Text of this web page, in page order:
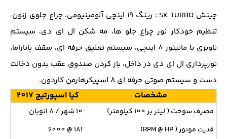
چینش SX TURBO : رینگ 19 اینچی آلومینیومی، چراغ جلوی زنون،
تنظیم خودکار نور چراغ جلو ها، مه شکن ال ای دی، سیستم
ناوبری با مانیتور 8 اینچی، سیستم تعلیق حرفه ای، سقف پاناراما،
نورپردازی ال ای دی در داخل، باز کردن صندوق عقب بدون دخالت
دست و سیستم صوتی حرفه ای 8 اسپیکرهارمن کاردون.
مشخصات کیا اسپورتیج 2017
مصرف سوخت ( لیتر بر 100 کیلومتر)
10 شهر / 8 اتوبان
قدرت موتور ( RPM @ HP)
181 @ 6000